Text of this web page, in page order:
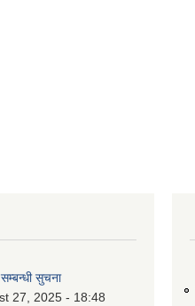
सुचना
27, 2025 - 18:48